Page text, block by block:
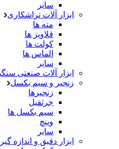
سایر
ابزار آلات تراشکاری
مته ها
قلاویز ها
کولت ها
الماس ها
سایر
ابزار آلات صنعتی
زنجیر و سیم بکسل
زنجیرها
جرثقیل
سیم بکسل ها
وینچ
سایر
ابزار دقیق و اندازه